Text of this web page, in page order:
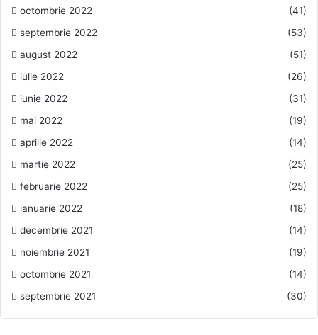
octombrie 2022
(41)
septembrie 2022
(53)
august 2022
(51)
iulie 2022
(26)
iunie 2022
(31)
mai 2022
(19)
aprilie 2022
(14)
martie 2022
(25)
februarie 2022
(25)
ianuarie 2022
(18)
decembrie 2021
(14)
noiembrie 2021
(19)
octombrie 2021
(14)
septembrie 2021
(30)